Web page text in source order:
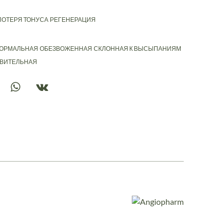
ТОНУСА РЕГЕНЕРАЦИЯ
ОБЕЗВОЖЕННАЯ СКЛОННАЯ К ВЫСЫПАНИЯМ